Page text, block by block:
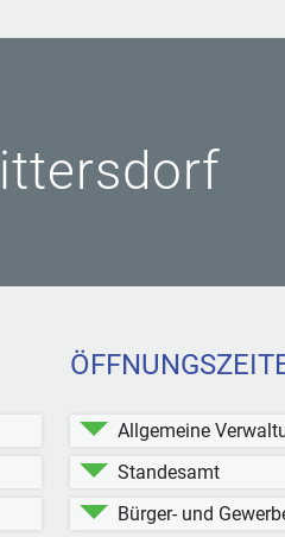
Allgemeine
Standesamt
Bürger- und